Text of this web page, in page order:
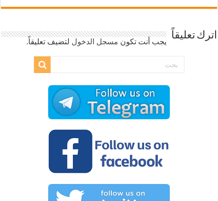
اترك تعليقاً
يجب أنت تكون مسجل الدخول لتضيف تعليقاً.